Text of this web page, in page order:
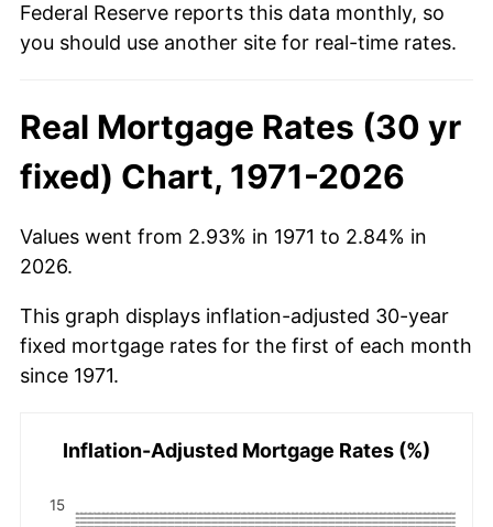
Federal Reserve reports this data monthly, so
you should use another site for real-time rates.
Real Mortgage Rates (30 yr
fixed) Chart, 1971-2026
Values went from 2.93% in 1971 to 2.84% in
2026.
This graph displays inflation-adjusted 30-year
fixed mortgage rates for the first of each month
since 1971.
Inflation-Adjusted Mortgage Rates (%)
15